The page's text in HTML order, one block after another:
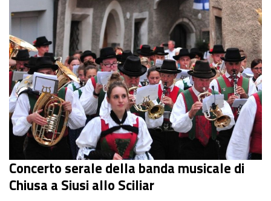
Concerto serale della banda musicale di
Chiusa a Siusi allo Sciliar